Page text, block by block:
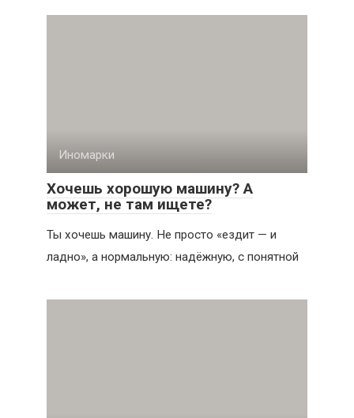
Иномарки
Хочешь хорошую машину? А
может, не там ищете?
Ты хочешь машину. Не просто «ездит — и
ладно», а нормальную: надёжную, с понятной